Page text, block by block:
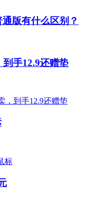
版有什么区别？
到手12.9还赠垫